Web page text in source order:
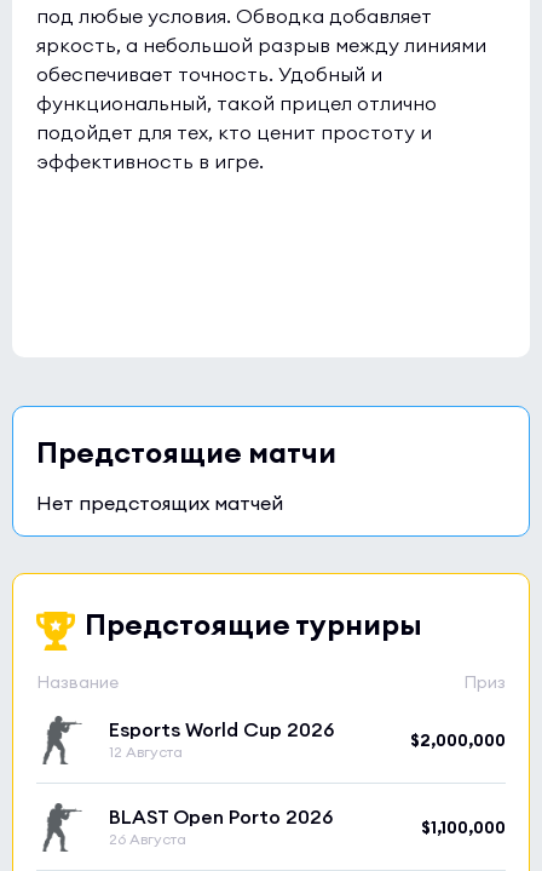
под любые условия. Обводка добавляет
яркость, а небольшой разрыв между линиями
обеспечивает точность. Удобный и
функциональный, такой прицел отлично
подойдет для тех, кто ценит простоту и
эффективность в игре.
Предстоящие матчи
Нет предстоящих матчей
Предстоящие турниры
Название Приз
Esports World Cup 2026
12 Августа
$2,000,000
BLAST Open Porto 2026
26 Августа
$1,100,000